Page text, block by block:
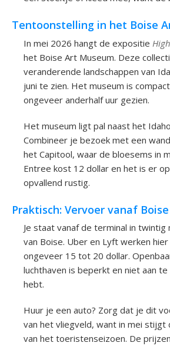
Tentoonstelling in het Boise
In mei 2026 hangt de expositie
het Boise Art Museum. Deze
veranderende landschappen van
juni te zien. Het museum is
ongeveer anderhalf uur gezien.
Het museum ligt pal naast het
Combineer je bezoek met een
het Capitool, waar de bloesems in
Entree kost 12 dollar en het is er
opvallend rustig.
Praktisch: Vervoer vanaf
Je staat vanaf de terminal in twintig
van Boise. Uber en Lyft werken
ongeveer 15 tot 20 dollar.
luchthaven is beperkt en niet aan
hebt.
Huur je een auto? Zorg dat je dit
van het vliegveld, want in mei
van het toeristenseizoen. De